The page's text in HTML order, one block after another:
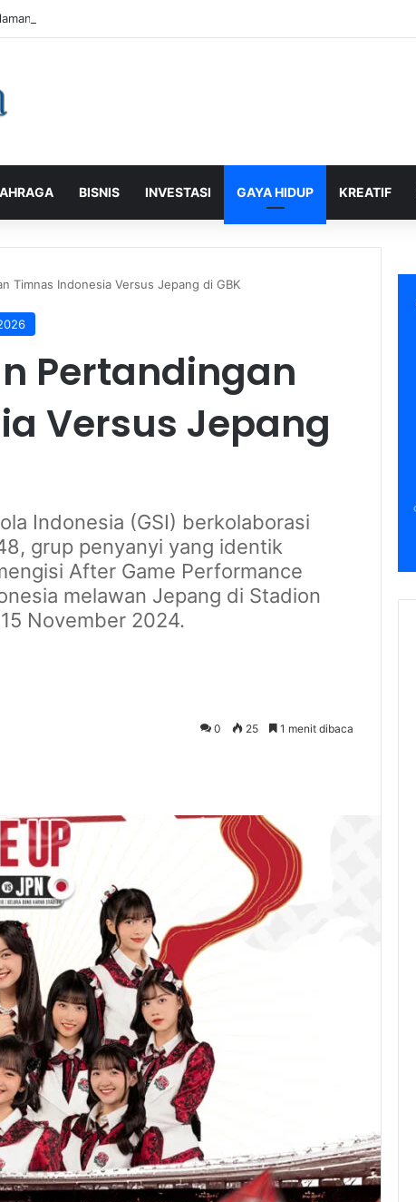
Pelanggan, PLN Icon Plus Sabet Tiga Penghargaan CCW 2026
BISNIS INVESTASI GAYA HIDUP KREATIF
Timnas Indonesia Versus Jepang di GBK
Pertandingan
Versus Jepang
Indonesia (GSI) berkolaborasi
grup penyanyi yang identik
After Game Performance
melawan Jepang di Stadion
November 2024.
0 25 1 menit dibaca